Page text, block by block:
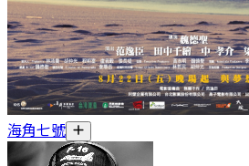
海角七號